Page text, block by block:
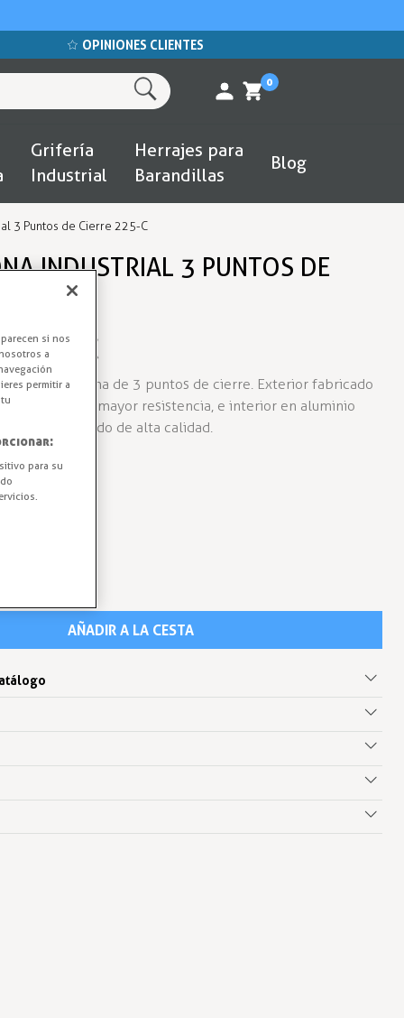
OPINIONES CLIENTES
0
Grifería
Industrial
Herrajes para
Barandillas
Blog
3 Puntos de Cierre 225-C
INDUSTRIAL 3 PUNTOS DE
225-C
C con sistema de 3 puntos de cierre. Exterior fabricado
gris para mayor resistencia, e interior en aluminio
y un acabado de alta calidad.
AÑADIR A LA CESTA
si nos
a
permitir a
para su